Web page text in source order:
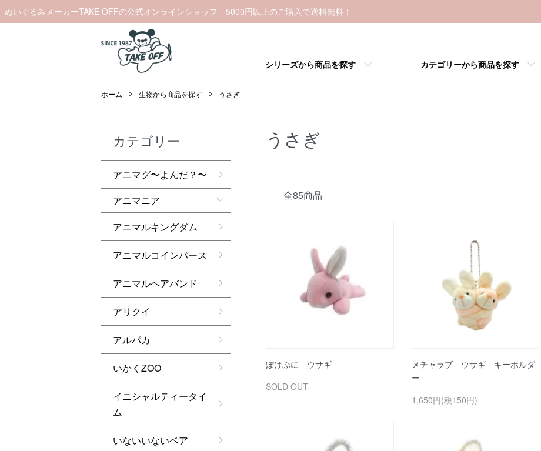
ぬいぐるみメーカーTAKE OFFの公式オンラインショップ 5000円以上のご購入で送料無料！
シリーズから商品を探す カテゴリーから商品を探す
ホーム 生物から商品を探す うさぎ
うさぎ
全85商品
ぽけぷに ウサギ
SOLD OUT
メチャラブ ウサギ キーホルダ
ー
1,650円(税150円)
カテゴリー
アニマグ〜よんだ？〜
アニマニア
アニマルキングダム
アニマルコインパース
アニマルヘアバンド
アリクイ
アルパカ
いかくZOO
イニシャルティータイ
ム
いないいないベア